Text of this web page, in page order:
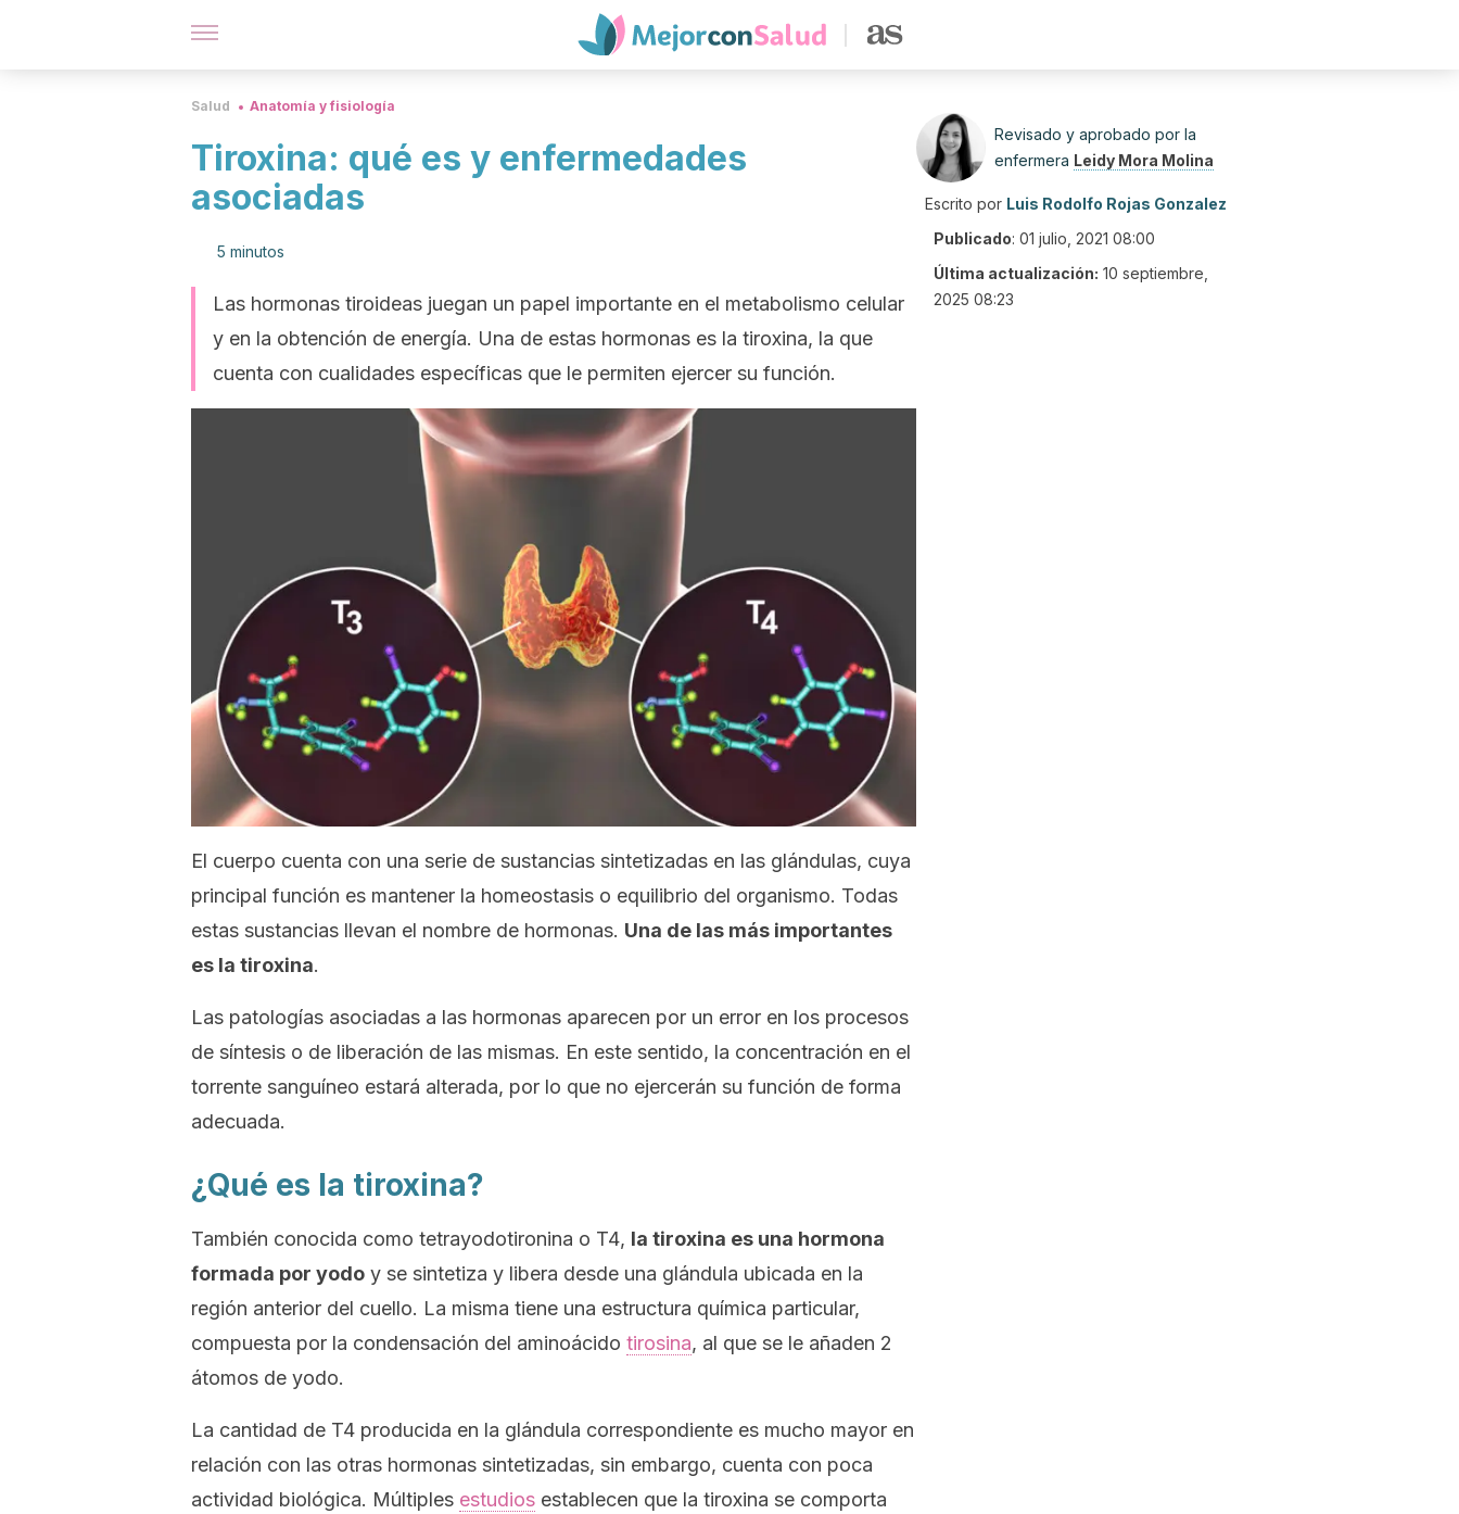
Salud Anatomía y fisiología
Tiroxina: qué es y enfermedades
asociadas
5 minutos
Las hormonas tiroideas juegan un papel importante en el metabolismo celular
y en la obtención de energía. Una de estas hormonas es la tiroxina, la que
cuenta con cualidades específicas que le permiten ejercer su función.
El cuerpo cuenta con una serie de sustancias sintetizadas en las glándulas, cuya
principal función es mantener la homeostasis o equilibrio del organismo. Todas
estas sustancias llevan el nombre de hormonas. Una de las más importantes
es la tiroxina.
Las patologías asociadas a las hormonas aparecen por un error en los procesos
de síntesis o de liberación de las mismas. En este sentido, la concentración en el
torrente sanguíneo estará alterada, por lo que no ejercerán su función de forma
adecuada.
¿Qué es la tiroxina?
También conocida como tetrayodotironina o T4, la tiroxina es una hormona
formada por yodo y se sintetiza y libera desde una glándula ubicada en la
región anterior del cuello. La misma tiene una estructura química particular,
compuesta por la condensación del aminoácido tirosina, al que se le añaden 2
átomos de yodo.
La cantidad de T4 producida en la glándula correspondiente es mucho mayor en
relación con las otras hormonas sintetizadas, sin embargo, cuenta con poca
actividad biológica. Múltiples estudios establecen que la tiroxina se comporta
Revisado y aprobado por la
enfermera Leidy Mora Molina
Escrito por Luis Rodolfo Rojas Gonzalez
Publicado: 01 julio, 2021 08:00
Última actualización: 10 septiembre,
2025 08:23